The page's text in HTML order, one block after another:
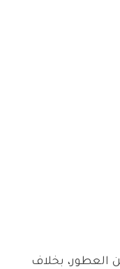
العطور، بخلاف